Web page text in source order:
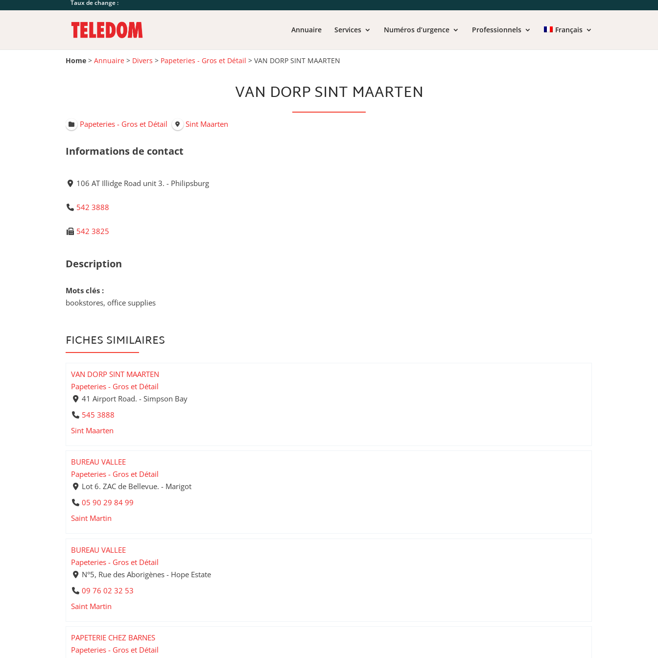
Taux de change :
Annuaire Services Numéros d’urgence Professionnels Français
Home >Annuaire > Divers > Papeteries - Gros et Détail >VAN DORP SINT MAARTEN
VAN DORP SINT MAARTEN
Papeteries - Gros et Détail Sint Maarten
Informations de contact
106 AT Illidge Road unit 3. - Philipsburg
542 3888
542 3825
Description
Mots clés :
bookstores, office supplies
FICHES SIMILAIRES
VAN DORP SINT MAARTEN
Papeteries - Gros et Détail
41 Airport Road. - Simpson Bay
545 3888
Sint Maarten
BUREAU VALLEE
Papeteries - Gros et Détail
Lot 6. ZAC de Bellevue. - Marigot
05 90 29 84 99
Saint Martin
BUREAU VALLEE
Papeteries - Gros et Détail
N°5, Rue des Aborigènes - Hope Estate
09 76 02 32 53
Saint Martin
PAPETERIE CHEZ BARNES
Papeteries - Gros et Détail